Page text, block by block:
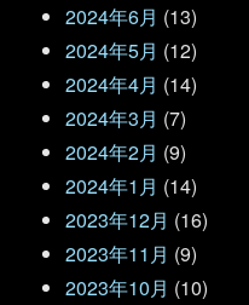
2024年6月 (13)
2024年5月 (12)
2024年4月 (14)
2024年3月 (7)
2024年2月 (9)
2024年1月 (14)
2023年12月 (16)
2023年11月 (9)
2023年10月 (10)